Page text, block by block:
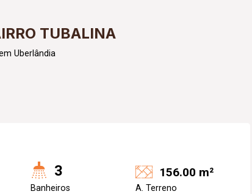
TUBALINA
Uberlândia
3
Banheiros
156.00 m²
A. Terreno